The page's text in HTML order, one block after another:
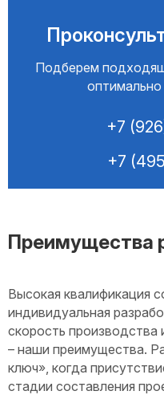
Подберем
+7
+7
Преимущества
Высокая квалификация
индивидуальная
скорость
– наши преимущества.
ключ», когда
стадии составления